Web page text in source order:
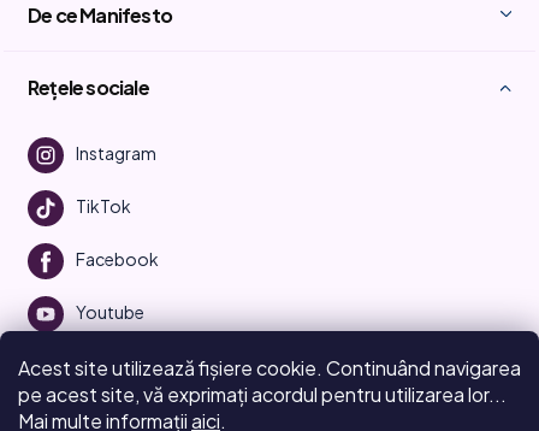
Acest site utilizează fișiere cookie. Continuând navigarea
pe acest site, vă exprimați acordul pentru utilizarea lor...
Mai multe informațiiaici.
De ce Manifesto
Rețele sociale
Instagram
TikTok
Facebook
Youtube